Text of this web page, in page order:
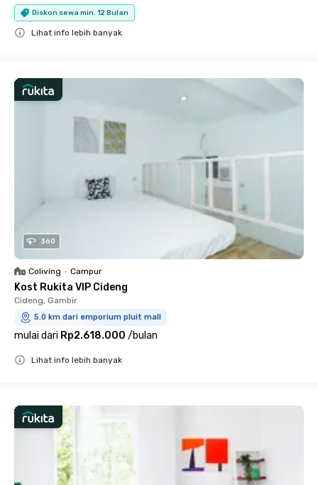
Diskon sewa min. 12 Bulan
Lihat info lebih banyak
360
Coliving • Campur
Kost Rukita VIP Cideng
Cideng, Gambir
5.0 km dari emporium pluit mall
mulai dari Rp2.618.000 /bulan
Lihat info lebih banyak